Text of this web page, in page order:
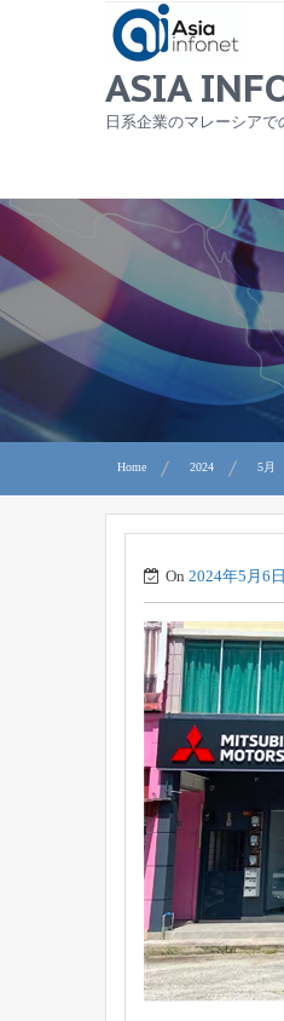
ASIA
日系企業のマレーシアで
Home 2024 5月
On 2024年5月6日